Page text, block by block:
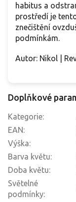
habitus a
prostředí je
znečištění
podmínkám.
Autor: Nikol |
Doplňkové
Kategorie:
EAN:
Výška:
Barva květu:
Doba květu:
Světelné
podmínky: